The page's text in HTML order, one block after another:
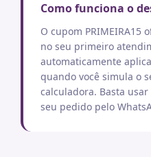
Como funciona o
O cupom PRIMEIRA15
no seu primeiro
automaticamente
quando você simula o
calculadora. Basta
seu pedido pelo